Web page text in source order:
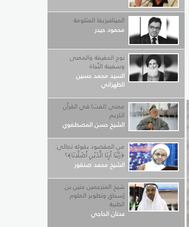
الميتافيزيقا المثلومة
محمود حيدر
نوح الحقيقة والمعنى
وسفينة النّجاة
السيد محمد حسين
الطهراني
معنى (لفت) في القرآن
الكريم
الشيخ حسن المصطفوي
من المقصود بقوله تعالى:
﴿رَبَّنَا أَرِنَا الَّذَيْنِ أَضَلَّانَا﴾؟
الشيخ محمد صنقور
شيخ المترجمين حنين بن
إسحاق وتطوير العلوم
الطبية
عدنان الحاجي